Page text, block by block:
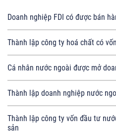
Doanh nghiệp FDI có được bán
Thành lập công ty hoá chất có
Cá nhân nước ngoài được mở
Thành lập doanh nghiệp nước
Thành lập công ty vốn đầu tư
sản